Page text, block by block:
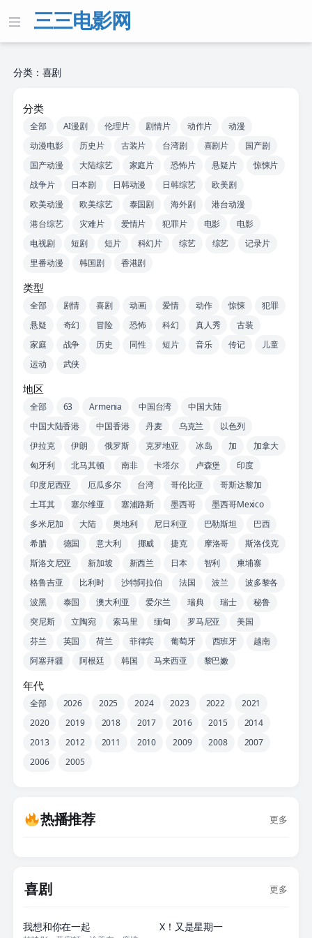
三三电影网
分类：喜剧
分类
全部 AI漫剧 伦理片 剧情片 动作片
动漫
动漫电影
历史片 古装片 台湾剧 喜剧片
国产剧
国产动漫
大陆综艺 家庭片 恐怖片 悬疑片
惊悚片
战争片
日本剧 日韩动漫 日韩综艺
欧美剧
欧美动漫
欧美综艺 泰国剧 海外剧
港台动漫
港台综艺
灾难片 爱情片 犯罪片 电影
电影
电视剧
短剧 短片 科幻片 综艺 综艺
记录片
里番动漫
韩国剧 香港剧
类型
全部 剧情 喜剧 动画 爱情 动作 惊悚
犯罪
悬疑
奇幻 冒险 恐怖 科幻 真人秀
古装
家庭
战争 历史 同性 短片 音乐 传记
儿童
运动
武侠
地区
全部 63 Armenia 中国台湾
中国大陆
中国大陆香港
中国香港 丹麦 乌克兰
以色列
伊拉克
伊朗 俄罗斯 克罗地亚 冰岛 加
加拿大
匈牙利
北马其顿 南非 卡塔尔 卢森堡
印度
印度尼西亚
厄瓜多尔 台湾 哥伦比亚
哥斯达黎加
土耳其
塞尔维亚 塞浦路斯 墨西哥
墨西哥Mexico
多米尼加
大陆 奥地利 尼日利亚 巴勒斯坦
巴西
希腊
德国 意大利 挪威 捷克 摩洛哥
斯洛伐克
斯洛文尼亚
新加坡 新西兰 日本 智利
柬埔寨
格鲁吉亚
比利时 沙特阿拉伯 法国 波兰
波多黎各
波黑
泰国 澳大利亚 爱尔兰 瑞典 瑞士
秘鲁
突尼斯
立陶宛 索马里 缅甸 罗马尼亚
美国
芬兰
英国 荷兰 菲律宾 葡萄牙 西班牙
越南
阿塞拜疆
阿根廷 韩国 马来西亚 黎巴嫩
年代
全部 2026 2025 2024 2023 2022
2021
2020
2019 2018 2017 2016 2015
2014
2013
2012 2011 2010 2009 2008
2007
2006
2005
热播推荐 更多
喜剧 更多
我想和你在一起 X！又是星期一